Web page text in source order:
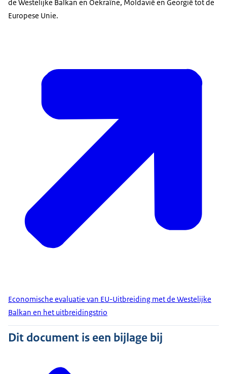
de Westelijke Balkan en Oekraïne, Moldavië en Georgië tot de
Europese Unie.
Economische evaluatie van EU-Uitbreiding met de Westelijke
Balkan en het uitbreidingstrio
Dit document is een bijlage bij